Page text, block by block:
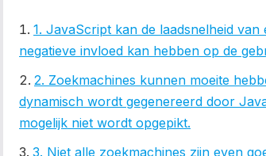
1. JavaScript kan de laadsnelheid
negatieve invloed kan hebben op de
2. Zoekmachines kunnen moeite
dynamisch wordt gegenereerd door
mogelijk niet wordt opgepikt.
3. Niet alle zoekmachines zijn even